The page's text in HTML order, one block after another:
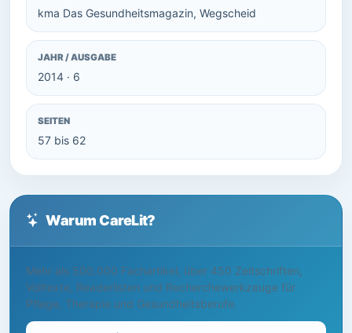
kma Das Gesundheitsmagazin, Wegscheid
JAHR / AUSGABE
2014 · 6
SEITEN
57 bis 62
Warum CareLit?
Mehr als 500.000 Fachartikel, über 450 Zeitschriften,
Volltexte, Readerlisten und Recherchewerkzeuge für
Pflege, Therapie und Gesundheitsberufe.